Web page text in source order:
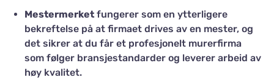
Mestermerket fungerer som en ytterligere
bekreftelse på at firmaet drives av en mester, og
det sikrer at du får et profesjonelt murerfirma
som følger bransjestandarder og leverer arbeid av
høy kvalitet.